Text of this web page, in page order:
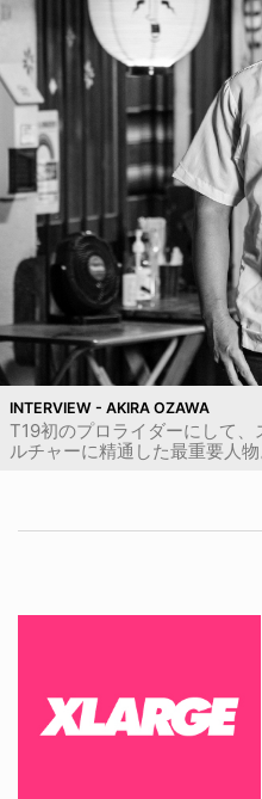
INTERVIEW - AKIRA OZAWA
T19初のプロライダーにして
ルチャーに精通した最重要人物